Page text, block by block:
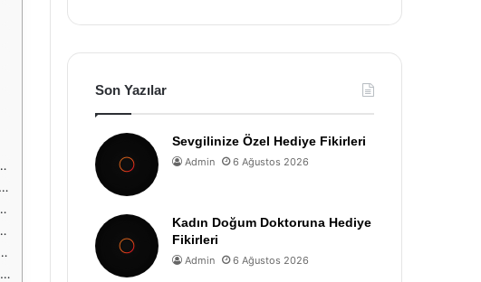
Son Yazılar
Sevgilinize Özel Hediye Fikirleri
Admin 6 Ağustos 2026
Kadın Doğum Doktoruna Hediye
Fikirleri
Admin 6 Ağustos 2026